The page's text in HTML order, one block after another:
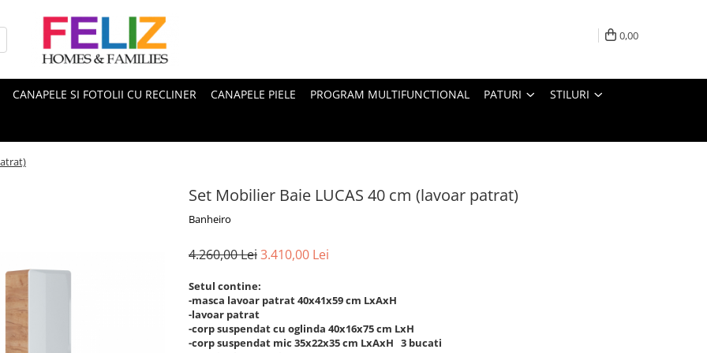
0,00
CANAPELE SI FOTOLII CU RECLINER CANAPELE PIELE PROGRAM MULTIFUNCTIONAL PATURI STILURI
Set Mobilier Baie LUCAS 40 cm (lavoar patrat)
Banheiro
4.260,00 Lei3.410,00 Lei
Setul contine:
-masca lavoar patrat 40x41x59 cm LxAxH
-lavoar patrat
-corp suspendat cu oglinda 40x16x75 cm LxH
-corp suspendat mic 35x22x35 cm LxAxH 3 bucati